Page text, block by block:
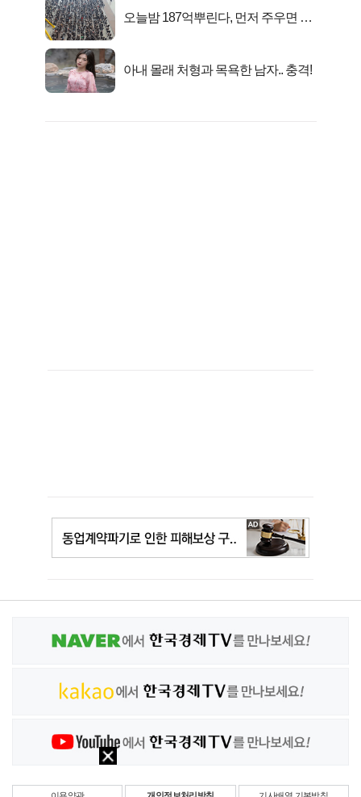
오늘밤 187억뿌린다, 먼저 주우면 최
아내 몰래 처형과 목욕한 남자.. 충격!